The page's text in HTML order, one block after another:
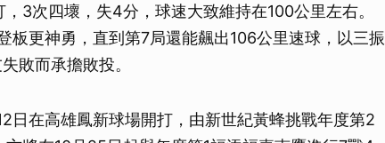
3次四壞，失4分，球速大致維持在100公里左右。
板更神勇，直到第7局還能飆出106公里速球，以三振
敗而承擔敗投。
日在高雄鳳新球場開打，由新世紀黃蜂挑戰年度第2